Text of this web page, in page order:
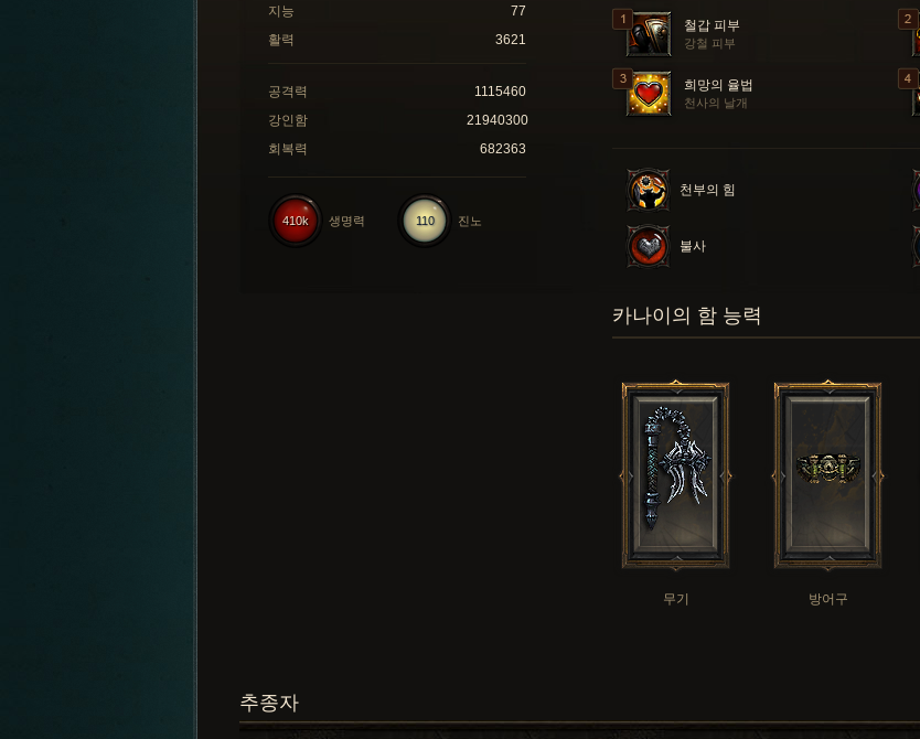
철갑 피부
강철 피부
희망의 율법
천사의 날개
천부의 힘
불사
지능
77
활력
3621
공격력
1115460
강인함
21940300
회복력
682363
110 진노
410k 생명력
카나이의 함 능력
무기 방어구
추종자